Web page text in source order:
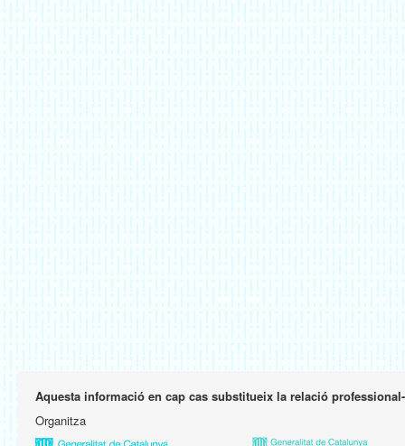
Aquesta informació en cap cas substitueix la relació
Organitza